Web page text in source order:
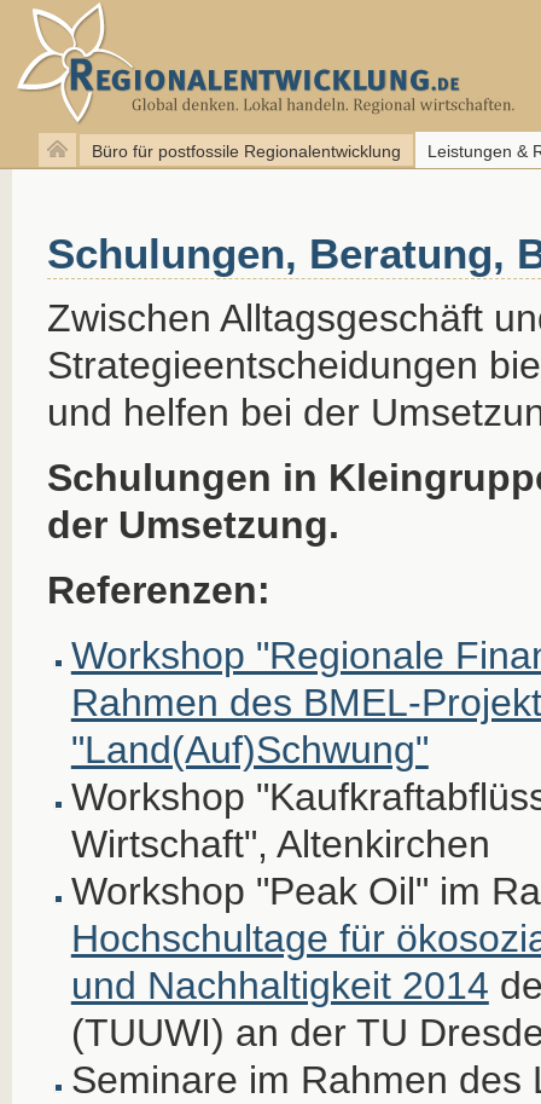
Büro für postfossile Regionalentwicklung Leistungen &
Schulungen, Beratung,
Zwischen Alltagsgeschäft
Strategieentscheidungen
und helfen bei der
Schulungen in
der Umsetzung.
Referenzen:
Workshop "Regionale
Rahmen des BMEL-
"Land(Auf)Schwung"
Workshop
Wirtschaft", Altenkirchen
Workshop "Peak Oil" im
Hochschultage für
und Nachhaltigkeit 2014
(TUUWI) an der TU
Seminare im Rahmen des